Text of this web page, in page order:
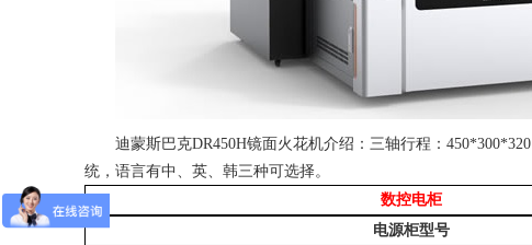
迪蒙斯巴克DR450H镜面火花机介绍：三轴行程： 450*300*320
统，语言有中、英、韩三种可选择。
数控电柜
电源柜型号